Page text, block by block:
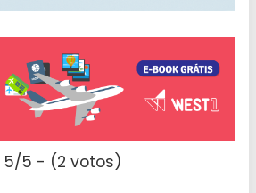
5/5 - (2 votos)